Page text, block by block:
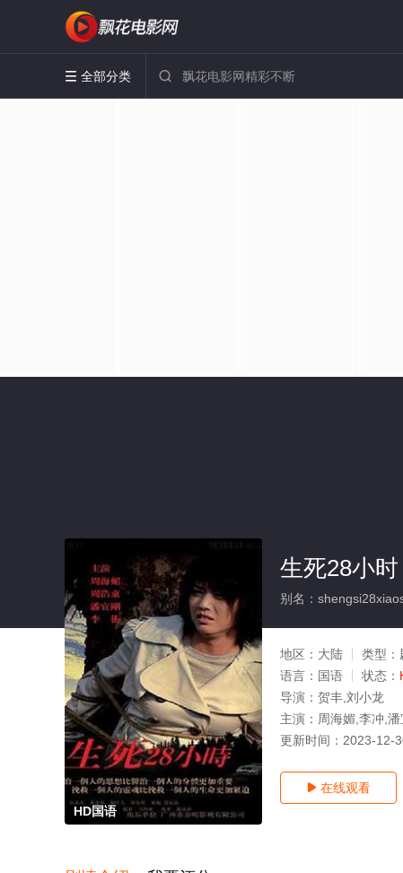
 全部分类 
HD国语
生死28小时
别名：
地区： 大陆 类型：
语言： 国语 状态：
导演： 贺丰,刘小龙
主演： 周海媚,李冲,
更新时间： 2023-12-
 在线观看